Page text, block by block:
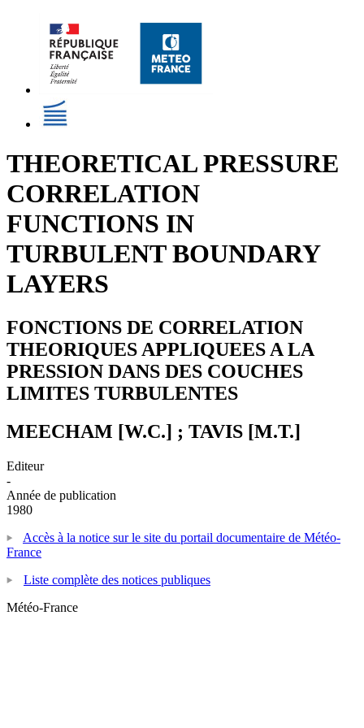
THEORETICAL PRESSURE
CORRELATION
FUNCTIONS IN
TURBULENT BOUNDARY
LAYERS
FONCTIONS DE CORRELATION
THEORIQUES APPLIQUEES A LA
PRESSION DANS DES COUCHES
LIMITES TURBULENTES
MEECHAM [W.C.] ; TAVIS [M.T.]
Editeur
-
Année de publication
1980
Accès à la notice sur le site du portail documentaire de Météo-
France
Liste complète des notices publiques
Météo-France